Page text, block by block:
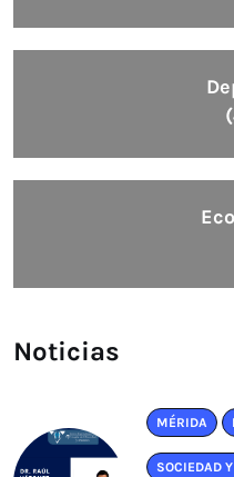
Noticias
MÉRIDA
SOCIEDAD